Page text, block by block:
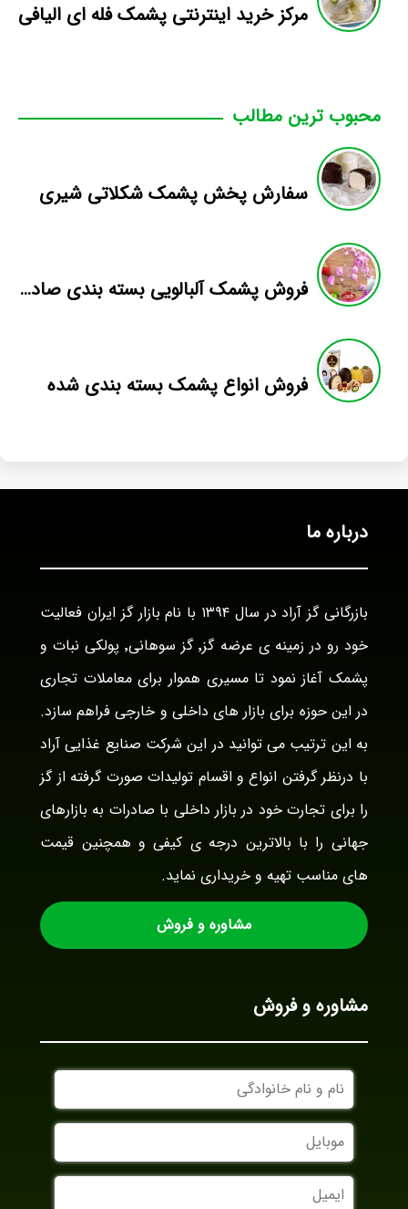
مرکز خرید اینترنتی پشمک فله ای الیافی
محبوب ترین مطالب
سفارش پخش پشمک شکلاتی شیری
فروش پشمک آلبالویی بسته بندی صادراتی
فروش انواع پشمک بسته بندی شده
درباره ما
بازرگانی گز آراد در سال ۱۳۹۴ با نام بازار گز ایران فعالیت
خود رو در زمینه ی عرضه گز٬ گز سوهانی٬ پولکی نبات و
پشمک آغاز نمود تا مسیری هموار برای معاملات تجاری
در این حوزه برای بازار های داخلی و خارجی فراهم سازد.
به این ترتیب می توانید در این شرکت صنایع غذایی آراد
با درنظر گرفتن انواع و اقسام تولیدات صورت گرفته از گز
را برای تجارت خود در بازار داخلی با صادرات به بازارهای
جهانی را با بالاترین درجه ی کیفی و همچنین قیمت
های مناسب تهیه و خریداری نماید.
مشاوره و فروش
مشاوره و فروش
نام
و
نام
خانوادگی
موبایل
ایمیل